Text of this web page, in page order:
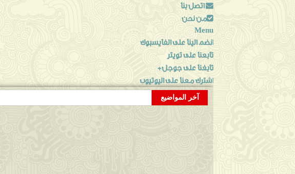
اتصل بنا
من نحن
Menu
انضم الينا على الفايسبوك
تابعنا على تويتر
تابغنا على جوجل+
اشترك معنا على اليوتيوب
آخر المواضيع